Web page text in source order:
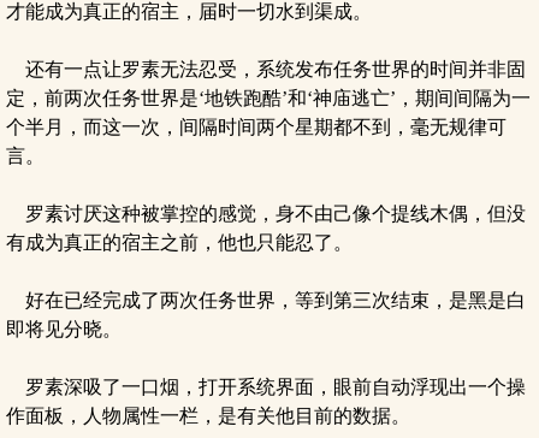
才能成为真正的宿主，届时一切水到渠成。
还有一点让罗素无法忍受，系统发布任务世界的时间并非固
定，前两次任务世界是‘地铁跑酷’和‘神庙逃亡’，期间间隔为一
个半月，而这一次，间隔时间两个星期都不到，毫无规律可
言。
罗素讨厌这种被掌控的感觉，身不由己像个提线木偶，但没
有成为真正的宿主之前，他也只能忍了。
好在已经完成了两次任务世界，等到第三次结束，是黑是白
即将见分晓。
罗素深吸了一口烟，打开系统界面，眼前自动浮现出一个操
作面板，人物属性一栏，是有关他目前的数据。